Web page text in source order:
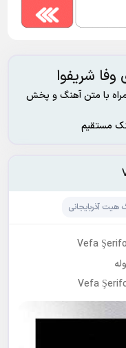
با متن آهنگ و پخش
مستقیم
هیت آذربایجانی
Vefa